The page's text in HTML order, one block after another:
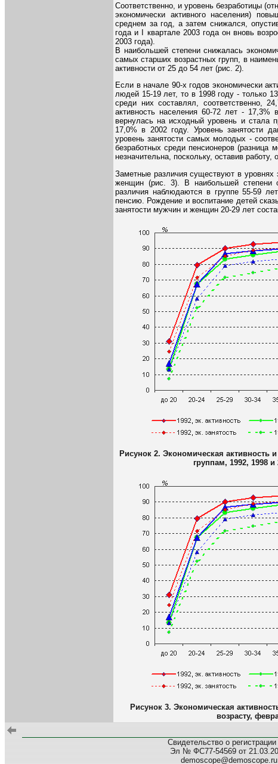
Соответственно, и уровень безработицы
экономически активного населения)
среднем за год, а затем снижался,
года и I квартале 2003 года он вновь
2003 года).
В наибольшей степени снижалась
самых старших возрастных групп, в
активности от 25 до 54 лет (рис. 2).
Если в начале 90-х годов экономически
людей 15-19 лет, то в 1998 году - только
среди них составлял, соответственно,
активность населения 60-72 лет -
вернулась на исходный уровень и
17,0% в 2002 году. Уровень занятости
уровень занятости самых молодых -
безработных среди пенсионеров (разница
незначительна, поскольку, оставив
Заметные различия существуют в уровнях
женщин (рис. 3). В наибольшей степени
различия наблюдаются в группе 55-59
пенсию. Рождение и воспитание детей
занятости мужчин и женщин 20-29 лет
Рисунок 2. Экономическая активность
группам, 1992, 1998
Рисунок 3. Экономическая
возрасту,
Свидетельство о
Эл № ФС77-54569 от